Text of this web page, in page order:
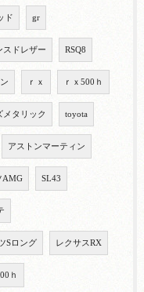
ド gr
スドレザー RSQ8
ｒｘ ｒｘ500ｈ
メタリック toyota
アストンマーティン
AMG SL43
Sロング レクサスRX
ｈ